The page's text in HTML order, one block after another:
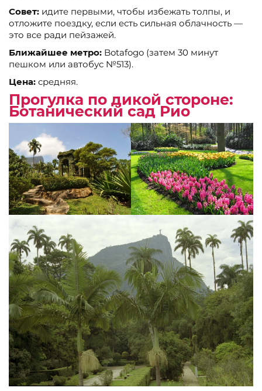
Совет: идите первыми, чтобы избежать толпы, и
отложите поездку, если есть сильная облачность —
это все ради пейзажей.
Ближайшее метро: Botafogo (затем 30 минут
пешком или автобус №513).
Цена: средняя.
Прогулка по дикой стороне:
Ботанический сад Рио